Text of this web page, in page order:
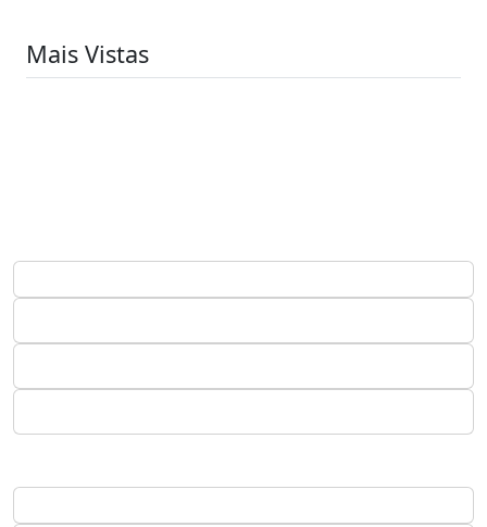
Mais Vistas